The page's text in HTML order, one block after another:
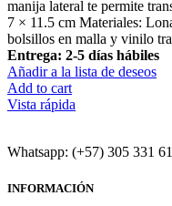
manija lateral te permite
7 × 11.5 cm Materiales:
bolsillos en malla y vinilo
Entrega: 2-5 días hábiles
Añadir a la lista de deseos
Add to cart
Vista rápida
Whatsapp: (+57) 305 331
INFORMACIÓN